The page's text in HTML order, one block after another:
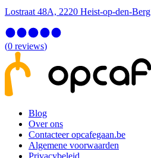
Lostraat 48A, 2220 Heist-op-den-Berg
(0 reviews)
Blog
Over ons
Contacteer opcafegaan.be
Algemene voorwaarden